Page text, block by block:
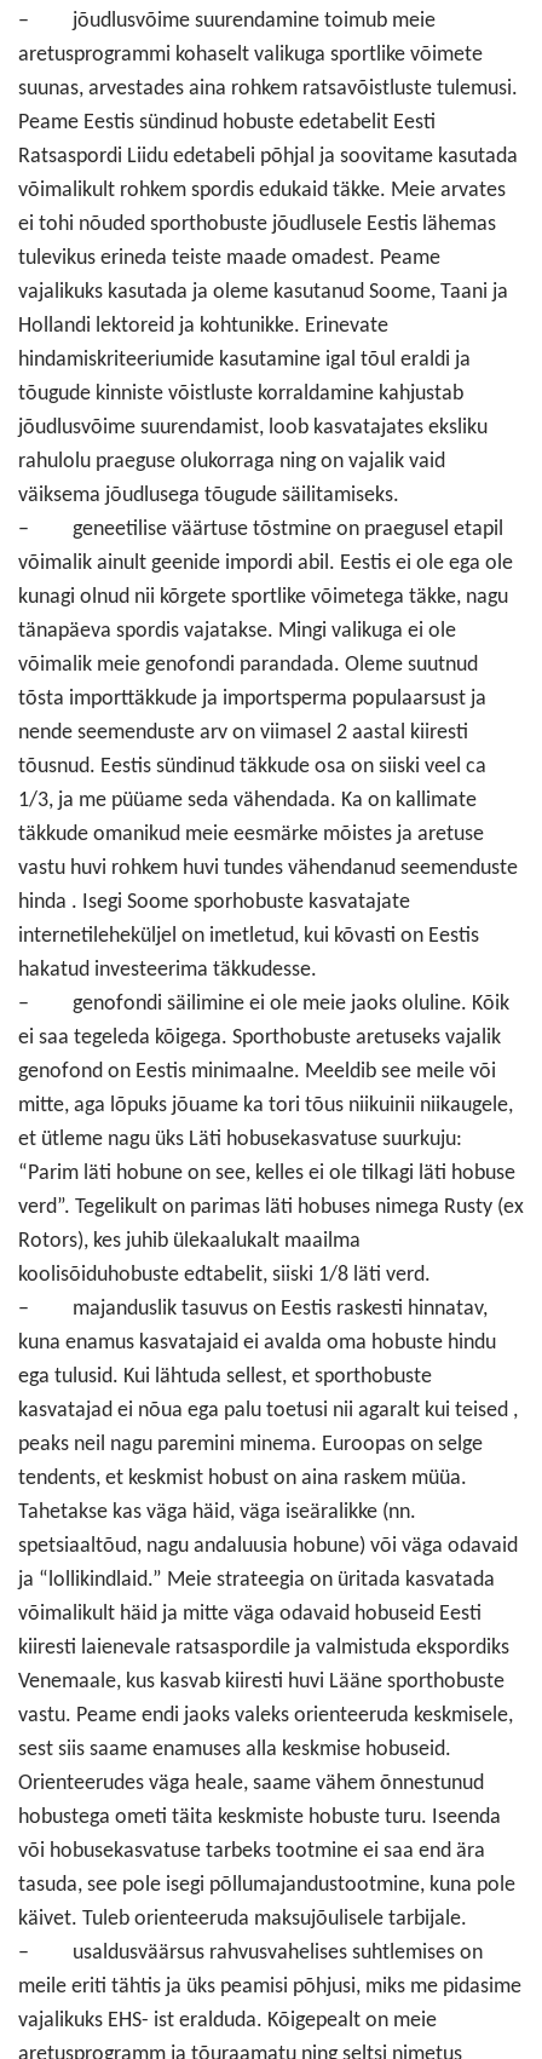
– jõudlusvõime suurendamine toimub meie
aretusprogrammi kohaselt valikuga sportlike võimete
suunas, arvestades aina rohkem ratsavõistluste tulemusi.
Peame Eestis sündinud hobuste edetabelit Eesti
Ratsaspordi Liidu edetabeli põhjal ja soovitame kasutada
võimalikult rohkem spordis edukaid täkke. Meie arvates
ei tohi nõuded sporthobuste jõudlusele Eestis lähemas
tulevikus erineda teiste maade omadest. Peame
vajalikuks kasutada ja oleme kasutanud Soome, Taani ja
Hollandi lektoreid ja kohtunikke. Erinevate
hindamiskriteeriumide kasutamine igal tõul eraldi ja
tõugude kinniste võistluste korraldamine kahjustab
jõudlusvõime suurendamist, loob kasvatajates eksliku
rahulolu praeguse olukorraga ning on vajalik vaid
väiksema jõudlusega tõugude säilitamiseks.
– geneetilise väärtuse tõstmine on praegusel etapil
võimalik ainult geenide impordi abil. Eestis ei ole ega ole
kunagi olnud nii kõrgete sportlike võimetega täkke, nagu
tänapäeva spordis vajatakse. Mingi valikuga ei ole
võimalik meie genofondi parandada. Oleme suutnud
tõsta importtäkkude ja importsperma populaarsust ja
nende seemenduste arv on viimasel 2 aastal kiiresti
tõusnud. Eestis sündinud täkkude osa on siiski veel ca
1/3, ja me püüame seda vähendada. Ka on kallimate
täkkude omanikud meie eesmärke mõistes ja aretuse
vastu huvi rohkem huvi tundes vähendanud seemenduste
hinda . Isegi Soome sporhobuste kasvatajate
internetileheküljel on imetletud, kui kõvasti on Eestis
hakatud investeerima täkkudesse.
– genofondi säilimine ei ole meie jaoks oluline. Kõik
ei saa tegeleda kõigega. Sporthobuste aretuseks vajalik
genofond on Eestis minimaalne. Meeldib see meile või
mitte, aga lõpuks jõuame ka tori tõus niikuinii niikaugele,
et ütleme nagu üks Läti hobusekasvatuse suurkuju:
“Parim läti hobune on see, kelles ei ole tilkagi läti hobuse
verd”. Tegelikult on parimas läti hobuses nimega Rusty (ex
Rotors), kes juhib ülekaalukalt maailma
koolisõiduhobuste edtabelit, siiski 1/8 läti verd.
– majanduslik tasuvus on Eestis raskesti hinnatav,
kuna enamus kasvatajaid ei avalda oma hobuste hindu
ega tulusid. Kui lähtuda sellest, et sporthobuste
kasvatajad ei nõua ega palu toetusi nii agaralt kui teised ,
peaks neil nagu paremini minema. Euroopas on selge
tendents, et keskmist hobust on aina raskem müüa.
Tahetakse kas väga häid, väga iseäralikke (nn.
spetsiaaltõud, nagu andaluusia hobune) või väga odavaid
ja “lollikindlaid.” Meie strateegia on üritada kasvatada
võimalikult häid ja mitte väga odavaid hobuseid Eesti
kiiresti laienevale ratsaspordile ja valmistuda ekspordiks
Venemaale, kus kasvab kiiresti huvi Lääne sporthobuste
vastu. Peame endi jaoks valeks orienteeruda keskmisele,
sest siis saame enamuses alla keskmise hobuseid.
Orienteerudes väga heale, saame vähem õnnestunud
hobustega ometi täita keskmiste hobuste turu. Iseenda
või hobusekasvatuse tarbeks tootmine ei saa end ära
tasuda, see pole isegi põllumajandustootmine, kuna pole
käivet. Tuleb orienteeruda maksujõulisele tarbijale.
– usaldusväärsus rahvusvahelises suhtlemises on
meile eriti tähtis ja üks peamisi põhjusi, miks me pidasime
vajalikuks EHS- ist eralduda. Kõigepealt on meie